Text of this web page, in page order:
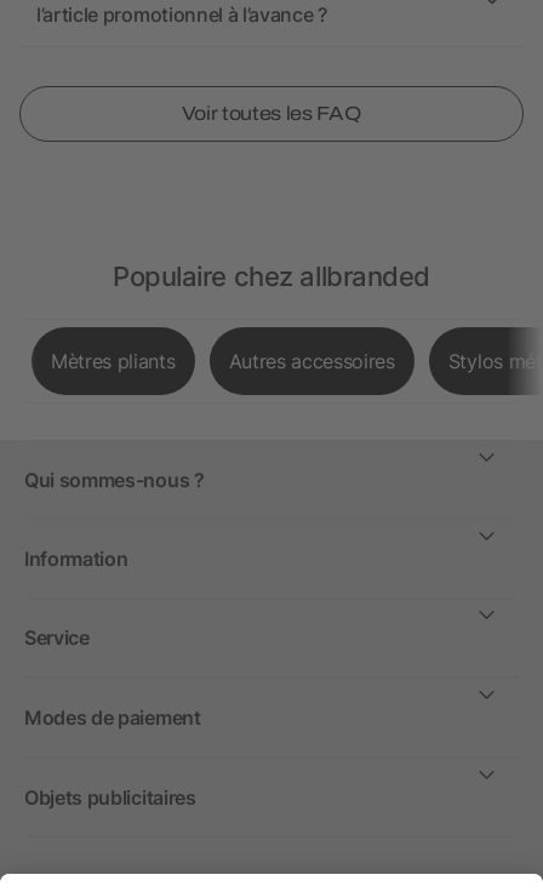
l’article promotionnel à l’avance ?
Voir toutes les FAQ
Populaire chez allbranded
Mètres pliants Autres accessoires Stylos
Qui sommes-nous ?
Information
Service
Modes de paiement
Objets publicitaires